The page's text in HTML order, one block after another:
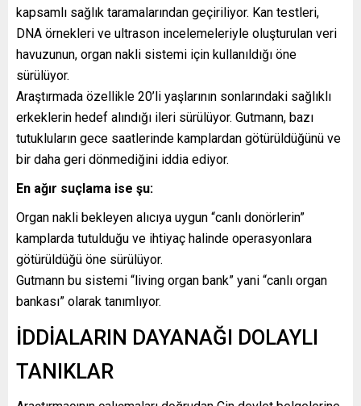
kapsamlı sağlık taramalarından geçiriliyor. Kan testleri,
DNA örnekleri ve ultrason incelemeleriyle oluşturulan veri
havuzunun, organ nakli sistemi için kullanıldığı öne
sürülüyor.
Araştırmada özellikle 20’li yaşlarının sonlarındaki sağlıklı
erkeklerin hedef alındığı ileri sürülüyor. Gutmann, bazı
tutukluların gece saatlerinde kamplardan götürüldüğünü ve
bir daha geri dönmediğini iddia ediyor.
En ağır suçlama ise şu:
Organ nakli bekleyen alıcıya uygun “canlı donörlerin”
kamplarda tutulduğu ve ihtiyaç halinde operasyonlara
götürüldüğü öne sürülüyor.
Gutmann bu sistemi “living organ bank” yani “canlı organ
bankası” olarak tanımlıyor.
İDDİALARIN DAYANAĞI DOLAYLI
TANIKLAR